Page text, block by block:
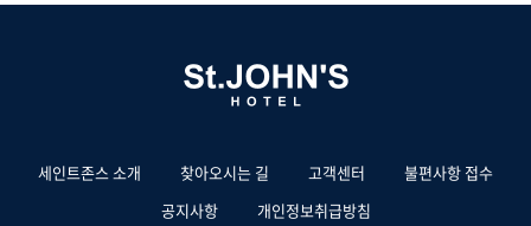
세인트존스 소개 찾아오시는 길 고객센터
불편사항 접수
공지사항
개인정보취급방침